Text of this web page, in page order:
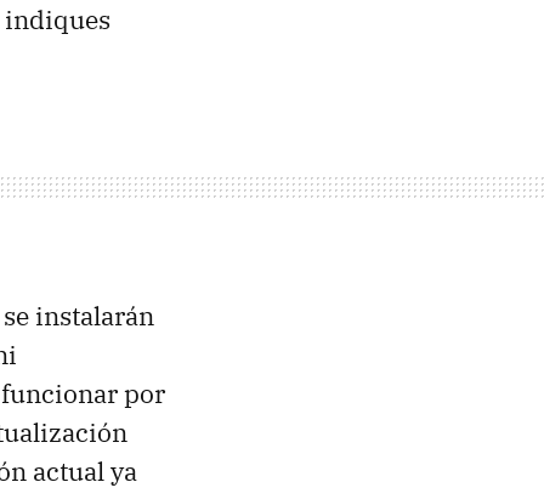
indiques
instalarán
funcionar por
actual ya